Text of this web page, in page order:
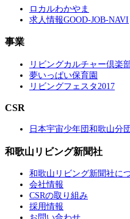
ロカルわかやま
求人情報GOOD-JOB-NAVI
事業
リビングカルチャー倶楽
夢いっぱい保育園
リビングフェスタ2017
CSR
日本宇宙少年団和歌山分団
和歌山リビング新聞社
和歌山リビング新聞社に
会社情報
CSRの取り組み
採用情報